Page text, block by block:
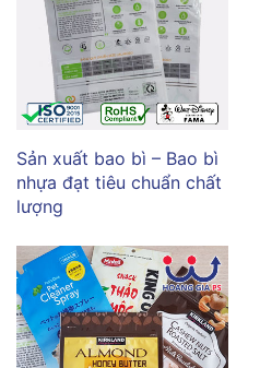
Sản xuất bao bì – Bao bì
nhựa đạt tiêu chuẩn chất
lượng